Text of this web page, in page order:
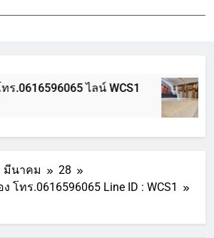
.0616596065 ไลน์ WCS1
มีนาคม
28
โทร.0616596065 Line ID : WCS1